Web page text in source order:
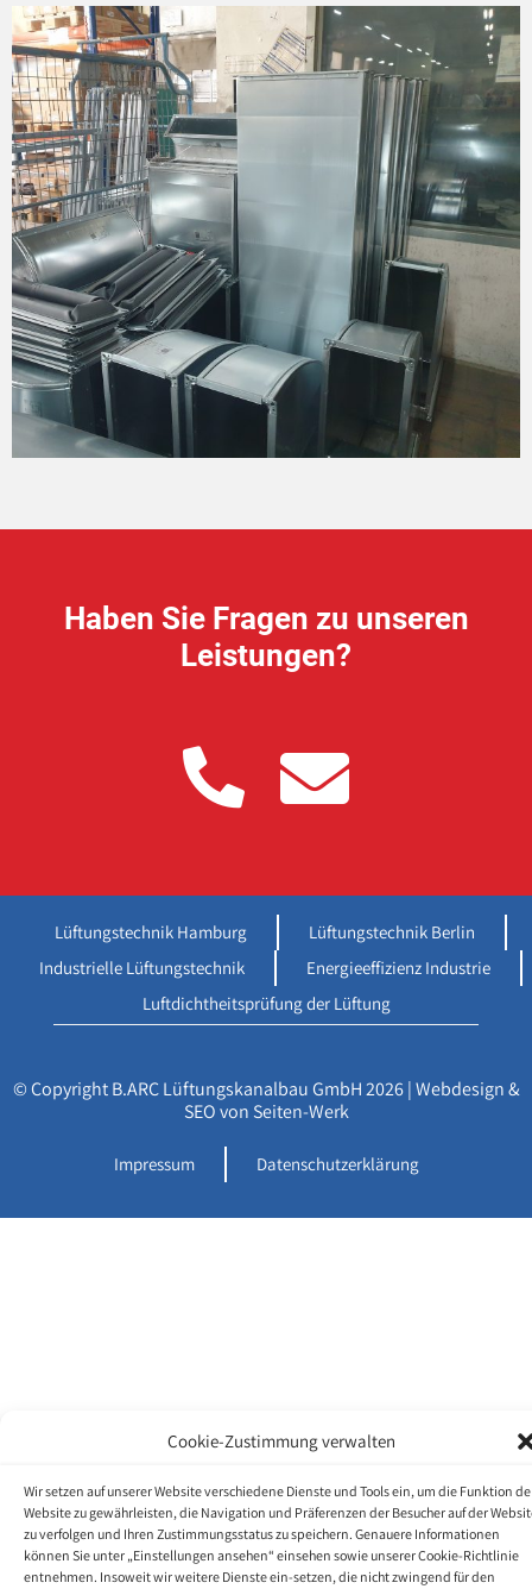
Cookie-Zustimmung verwalten
Wir setzen auf unserer Website verschiedene Dienste und Tools ein, um die Funktion
Website zu gewährleisten, die Navigation und Präferenzen der Besucher auf der
zu verfolgen und Ihren Zustimmungsstatus zu speichern. Genauere Informationen
können Sie unter „Einstellungen ansehen“ einsehen sowie unserer Cookie-Richtlinie
entnehmen. Insoweit wir weitere Dienste ein-setzen, die nicht zwingend für den
Haben Sie Fragen zu unseren
Leistungen?
Lüftungstechnik Hamburg
Lüftungstechnik Berlin
Industrielle Lüftungstechnik
Energieeffizienz Industrie
Luftdichtheitsprüfung der Lüftung
© Copyright B.ARC Lüftungskanalbau GmbH 2026 |Webdesign &
SEO von Seiten-Werk
Impressum Datenschutzerklärung